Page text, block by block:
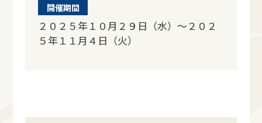
開催期間
２０２５年１０月２９日（水）～２０２
５年１１月４日（火）